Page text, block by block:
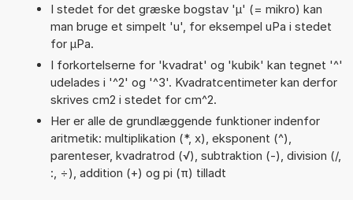
I stedet for det græske bogstav 'µ' (= mikro) kan
man bruge et simpelt 'u', for eksempel uPa i stedet
for µPa.
I forkortelserne for 'kvadrat' og 'kubik' kan tegnet '^'
udelades i '^2' og '^3'. Kvadratcentimeter kan derfor
skrives cm2 i stedet for cm^2.
Her er alle de grundlæggende funktioner indenfor
aritmetik: multiplikation (*, x), eksponent (^),
parenteser, kvadratrod (√), subtraktion (-), division (/,
:, ÷), addition (+) og pi (π) tilladt